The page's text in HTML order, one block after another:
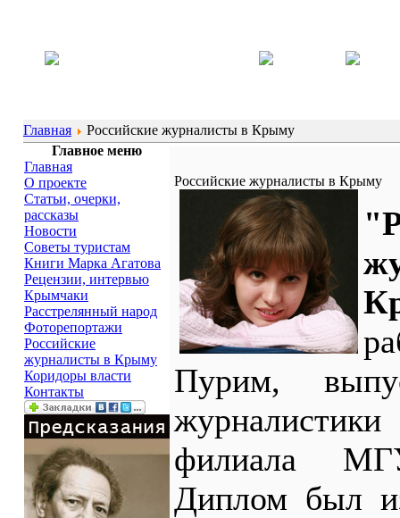
Главная
Российские журналисты в Крыму
Главное меню
Главная
О проекте
Статьи, очерки,
рассказы
Новости
Советы туристам
Книги Марка Агатова
Рецензии, интервью
Крымчаки
Расстрелянный народ
Фоторепортажи
Российские
журналисты в Крыму
Коридоры власти
Контакты
Российские журналисты в Крыму
Пурим,
филиала
Диплом был